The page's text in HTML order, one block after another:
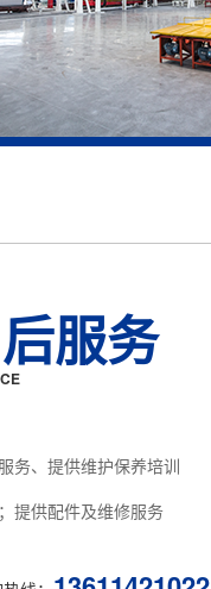
服务
务、提供维护保养培训
提供配件及维修服务